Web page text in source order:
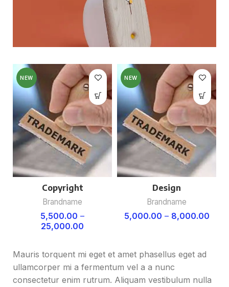
NEW
Copyright
Brandname
5,500.00 –
25,000.00
NEW
Design
Brandname
5,000.00 – 8,000.00
Mauris torquent mi eget et amet phasellus eget ad
ullamcorper mi a fermentum vel a a nunc
consectetur enim rutrum. Aliquam vestibulum nulla